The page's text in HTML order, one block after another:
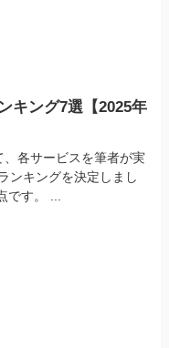
キング7選【2025年
、各サービスを筆者が実
ンキングを決定しまし
す。 ...